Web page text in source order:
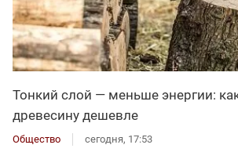
Тонкий слой — меньше энергии:
древесину дешевле
Общество сегодня, 17:53